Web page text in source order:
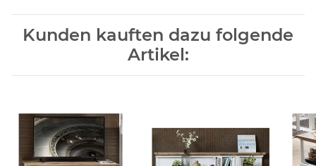
Kunden kauften dazu folgende
Artikel: